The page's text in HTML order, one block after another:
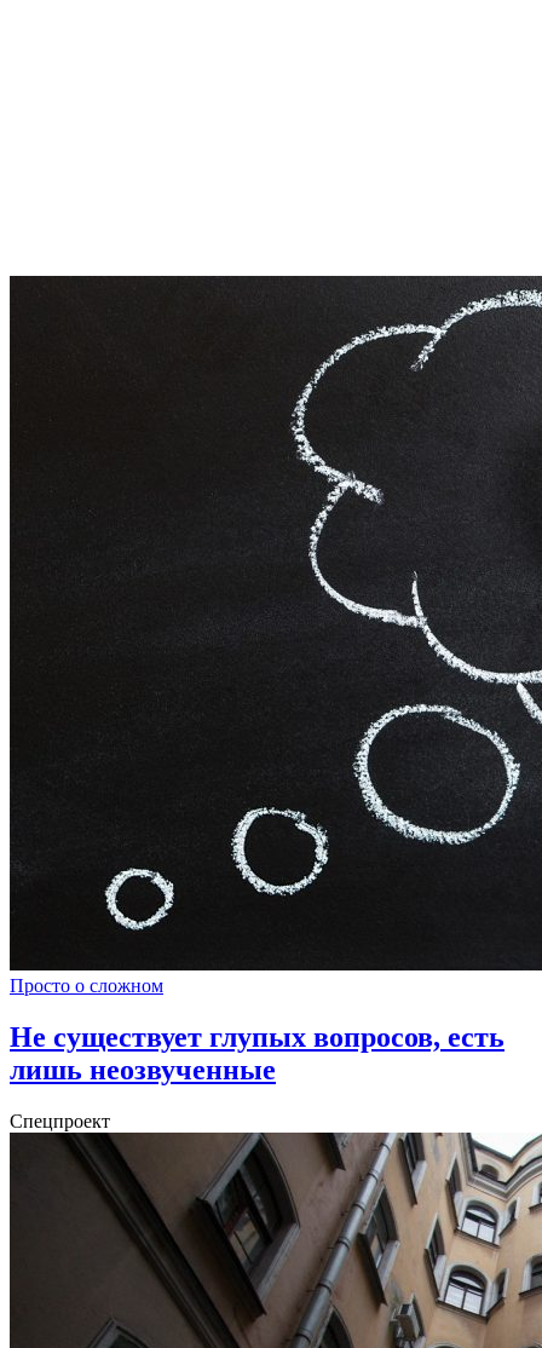
Просто о сложном
Не существует глупых вопросов, есть
лишь неозвученные
Спецпроект